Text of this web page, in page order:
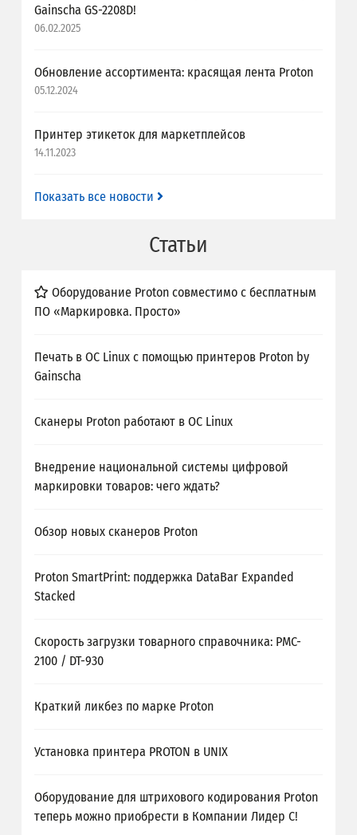
Gainscha GS-2208D!
06.02.2025
Обновление ассортимента: красящая лента Proton
05.12.2024
Принтер этикеток для маркетплейсов
14.11.2023
Показать все новости
Статьи
Оборудование Proton совместимо с бесплатным
ПО «Маркировка. Просто»
Печать в ОС Linux с помощью принтеров Proton by
Gainscha
Сканеры Proton работают в ОС Linux
Внедрение национальной системы цифровой
маркировки товаров: чего ждать?
Обзор новых сканеров Proton
Proton SmartPrint: поддержка DataBar Expanded
Stacked
Скорость загрузки товарного справочника: PMC-
2100 / DT-930
Краткий ликбез по марке Proton
Установка принтера PROTON в UNIX
Оборудование для штрихового кодирования Proton
теперь можно приобрести в Компании Лидер С!